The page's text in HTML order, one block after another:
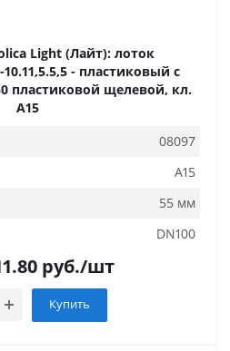
Light (Лайт): лоток
- пластиковый с
пластиковой щелевой, кл.
A15
08097
A15
55 мм
DN100
руб./шт
Купить